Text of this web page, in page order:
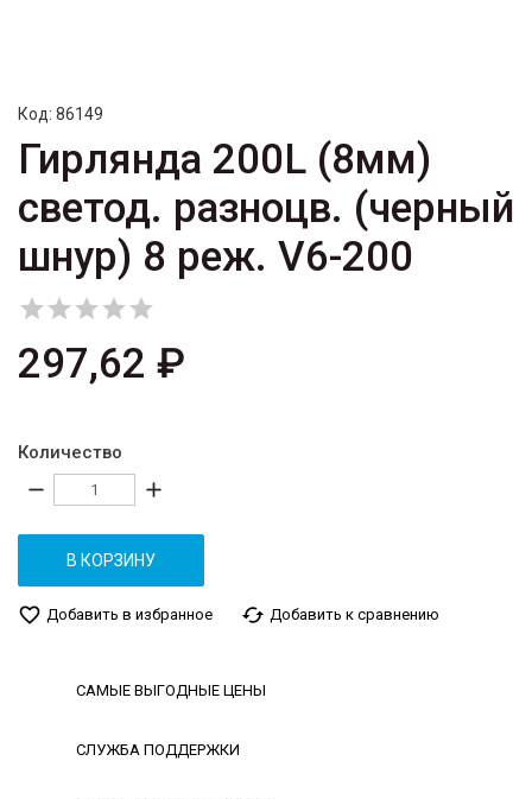
Код: 86149
Гирлянда 200L (8мм)
светод. разноцв. (черный
шнур) 8 реж. V6-200

297,62 ₽
Количество
remove add
В КОРЗИНУ
favorite_border Добавить в избранное cached Добавить к сравнению
САМЫЕ ВЫГОДНЫЕ ЦЕНЫ
СЛУЖБА ПОДДЕРЖКИ